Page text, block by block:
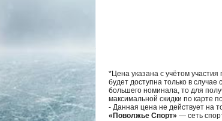
*Цена указана с учётом
будет доступна только в
большего номинала, то для
максимальной скидки по карте
- Данная цена не действует на
«Поволжье Спорт» — сеть